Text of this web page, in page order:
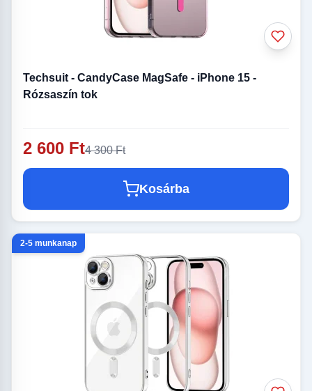
Techsuit - CandyCase MagSafe - iPhone 15 -
Rózsaszín tok
2 600 Ft4 300 Ft
Kosárba
2-5 munkanap